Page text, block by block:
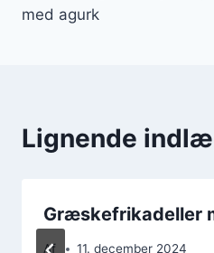
med agurk
Lignende
Græskefrikadeller
Af 11. december 2024